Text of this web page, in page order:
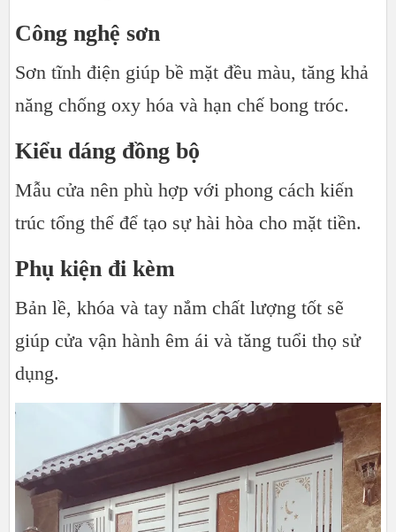
Công nghệ sơn
Sơn tĩnh điện giúp bề mặt đều màu, tăng khả
năng chống oxy hóa và hạn chế bong tróc.
Kiểu dáng đồng bộ
Mẫu cửa nên phù hợp với phong cách kiến
trúc tổng thể để tạo sự hài hòa cho mặt tiền.
Phụ kiện đi kèm
Bản lề, khóa và tay nắm chất lượng tốt sẽ
giúp cửa vận hành êm ái và tăng tuổi thọ sử
dụng.